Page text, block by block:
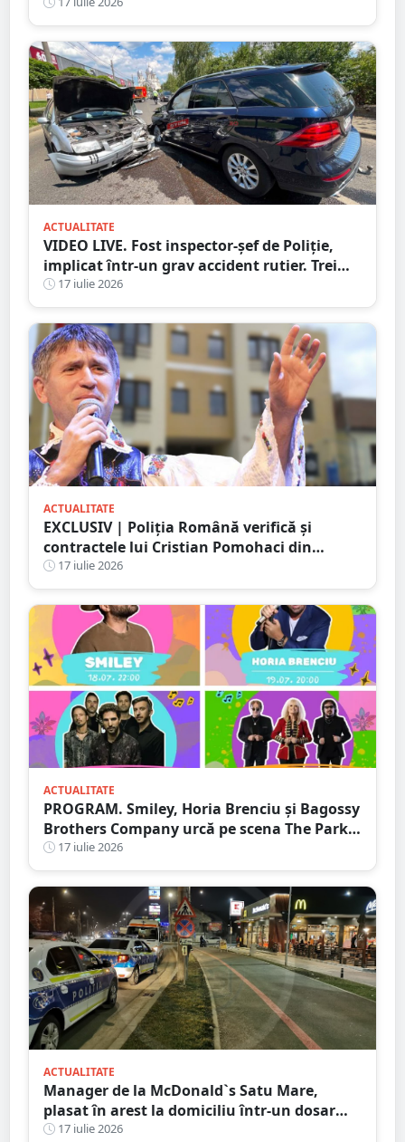
ACTUALITATE
VIDEO LIVE. Fost inspector-șef de Poliție,
implicat într-un grav accident rutier. Trei
persoane au ajuns la spital
17 iulie 2026
ACTUALITATE
EXCLUSIV | Poliția Română verifică și
contractele lui Cristian Pomohaci din
județul Satu Mare. PresaSM a reușit să
oprească un concert încă din 2023
17 iulie 2026
ACTUALITATE
PROGRAM. Smiley, Horia Brenciu și Bagossy
Brothers Company urcă pe scena The Park
Festival. Trei zile de concerte la Carei
17 iulie 2026
ACTUALITATE
Manager de la McDonald`s Satu Mare,
plasat în arest la domiciliu într-un dosar
DIICOT de trafic de droguri
17 iulie 2026